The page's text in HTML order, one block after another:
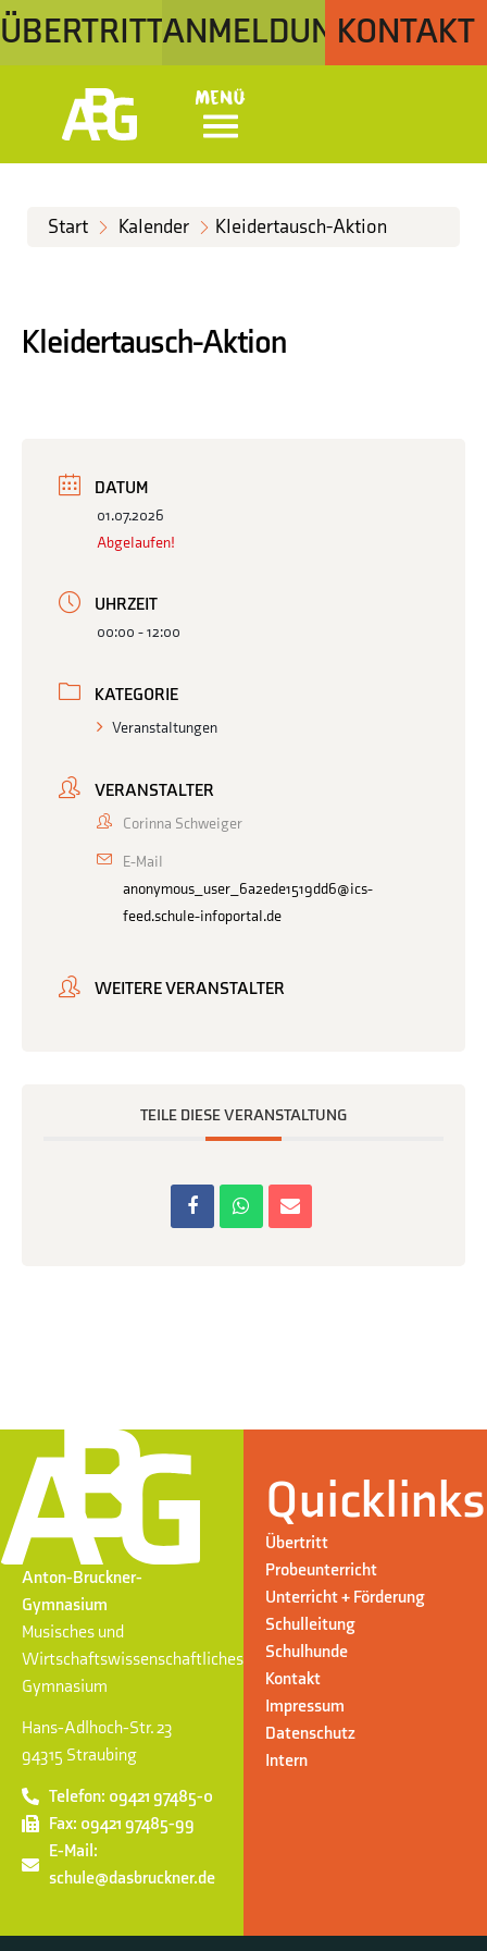
ÜBERTRITTANMELDUNGKONTAKT
Menü
Start Kalender Kleidertausch-Aktion
Kleidertausch-Aktion
DATUM
01.07.2026
Abgelaufen!
UHRZEIT
00:00 - 12:00
KATEGORIE
Veranstaltungen
VERANSTALTER
Corinna Schweiger
E-Mail
anonymous_user_6a2ede1519dd6@ics-
feed.schule-infoportal.de
WEITERE VERANSTALTER
TEILE DIESE VERANSTALTUNG
Anton-Bruckner-
Gymnasium
Musisches und
Wirtschaftswissenschaftliches
Gymnasium
Hans-Adlhoch-Str. 23
94315 Straubing
Telefon: 09421 97485-0
Fax: 09421 97485-99
E-Mail:
schule@dasbruckner.de
Quicklinks
Übertritt
Probeunterricht
Unterricht + Förderung
Schulleitung
Schulhunde
Kontakt
Impressum
Datenschutz
Intern